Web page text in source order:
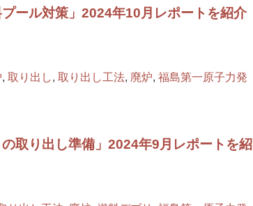
ール対策」2024年10月レポートを紹介
, 取り出し, 取り出し工法, 廃炉, 福島第一原子力発
取り出し準備」2024年9月レポートを紹